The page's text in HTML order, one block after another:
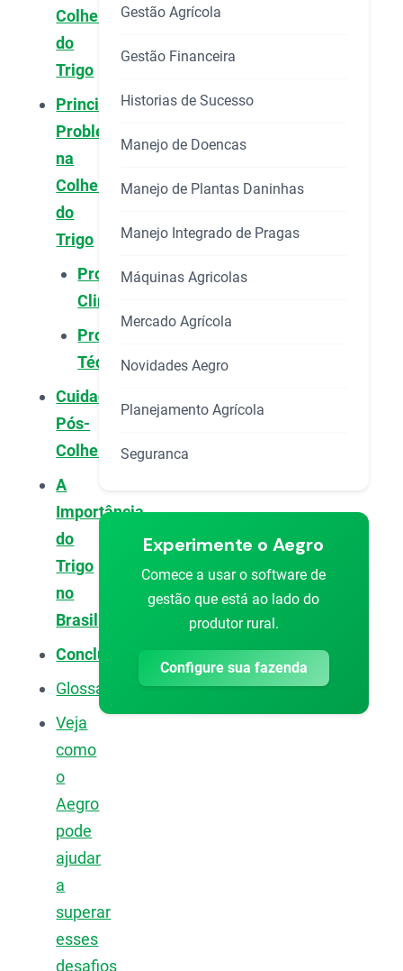
Colheita
do
Trigo
Principais
Problemas
na
Colheita
do
Trigo
Problemas
Climáticos
Problemas
Técnicos
Cuidados
Pós-
Colheita
A
Importância
do
Trigo
no
Brasil
Conclusão
Glossário
Veja
como
o
Aegro
pode
ajudar
a
superar
esses
desafios
Gestão Agrícola
Gestão Financeira
Historias de Sucesso
Manejo de Doencas
Manejo de Plantas Daninhas
Manejo Integrado de Pragas
Máquinas Agricolas
Mercado Agrícola
Novidades Aegro
Planejamento Agrícola
Seguranca
Experimente o Aegro
Comece a usar o software de
gestão que está ao lado do
produtor rural.
Configure sua fazenda